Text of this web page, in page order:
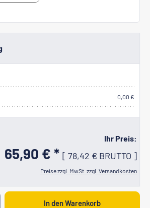
0,00 €
Ihr Preis:
65,90 € * [ 78,42 € BRUTTO ]
Preise zzgl. MwSt. zzgl. Versandkosten
den gewünschten Wert ein
In den Warenkorb